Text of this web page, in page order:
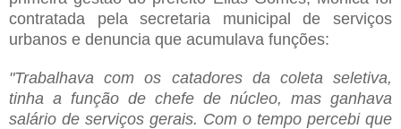
contratada pela secretaria municipal de serviços
urbanos e denuncia que acumulava funções:
"Trabalhava com os catadores da coleta seletiva,
tinha a função de chefe de núcleo, mas ganhava
salário de serviços gerais. Com o tempo percebi que